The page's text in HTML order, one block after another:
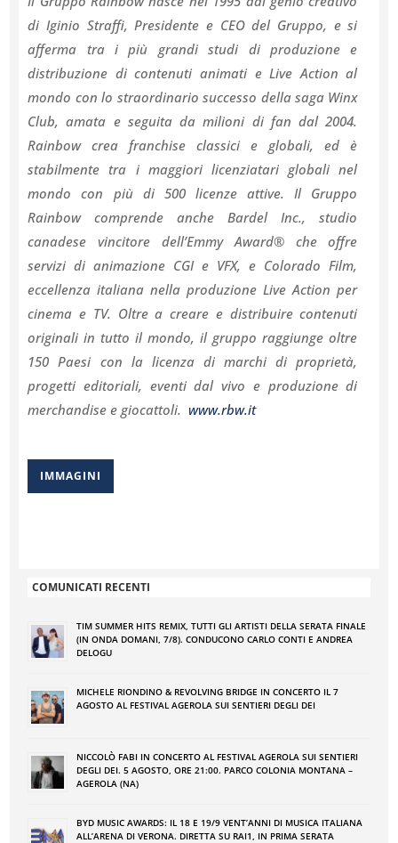
di Iginio Straffi, Presidente e CEO del Gruppo, e si
afferma tra i più grandi studi di produzione e
distribuzione di contenuti animati e Live Action al
mondo con lo straordinario successo della saga Winx
Club, amata e seguita da milioni di fan dal 2004.
Rainbow crea franchise classici e globali, ed è
stabilmente tra i maggiori licenziatari globali nel
mondo con più di 500 licenze attive. Il Gruppo
Rainbow comprende anche Bardel Inc., studio
canadese vincitore dell’Emmy Award® che offre
servizi di animazione CGI e VFX, e Colorado Film,
eccellenza italiana nella produzione Live Action per
cinema e TV. Oltre a creare e distribuire contenuti
originali in tutto il mondo, il gruppo raggiunge oltre
150 Paesi con la licenza di marchi di proprietà,
progetti editoriali, eventi dal vivo e produzione di
merchandise e giocattoli.www.rbw.it
IMMAGINI
COMUNICATI RECENTI
TIM SUMMER HITS REMIX, TUTTI GLI ARTISTI DELLA SERATA FINALE
(IN ONDA DOMANI, 7/8). CONDUCONO CARLO CONTI E ANDREA
DELOGU
MICHELE RIONDINO & REVOLVING BRIDGE IN CONCERTO IL 7
AGOSTO AL FESTIVAL AGEROLA SUI SENTIERI DEGLI DEI
NICCOLÒ FABI IN CONCERTO AL FESTIVAL AGEROLA SUI SENTIERI
DEGLI DEI. 5 AGOSTO, ORE 21:00. PARCO COLONIA MONTANA –
AGEROLA (NA)
BYD MUSIC AWARDS: IL 18 E 19/9 VENT’ANNI DI MUSICA ITALIANA
ALL’ARENA DI VERONA. DIRETTA SU RAI1, IN PRIMA SERATA